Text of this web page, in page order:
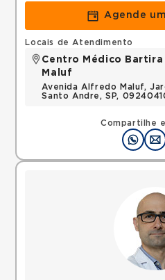
Agende
Compartilhe
Locais de Atendimento
Centro Médico
Maluf
Avenida Alfredo Maluf,
Santo Andre, SP,